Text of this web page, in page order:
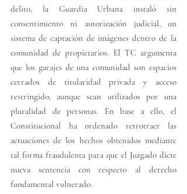
delito, la Guardia Urbana instaló sin
consentimiento ni autorización judicial, un
sistema de captación de imágenes dentro de la
comunidad de propietarios. El TC argumenta
que los garajes de una comunidad son espacios
cerrados de titularidad privada y acceso
restringido, aunque sean utilizados por una
pluralidad de personas. En base a ello, el
Constitucional ha ordenado retrotraer las
actuaciones de los hechos obtenidos mediante
tal forma fraudulenta para que el Juzgado dicte
nueva sentencia con respecto al derecho
fundamental vulnerado.